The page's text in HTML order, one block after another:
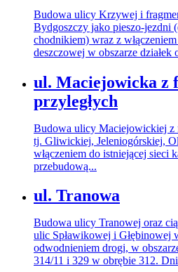
Budowa ulicy Krzywej i
Bydgoszczy jako pieszo-jezdni
chodnikiem) wraz z
deszczowej w obszarze działek
ul. Maciejowicka z
przyległych
Budowa ulicy Maciejowickiej z
tj. Gliwickiej, Jeleniogórskiej,
włączeniem do istniejącej sieci
przebudową...
ul. Tranowa
Budowa ulicy Tranowej oraz
ulic Spławikowej i Głębinowej
odwodnieniem drogi, w
314/11 i 329 w obrębie 312.